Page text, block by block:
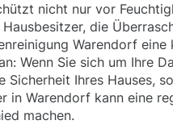
nicht nur vor
die
Warendorf eine
Wenn Sie sich um Ihre
Ihres Hauses,
in Warendorf kann eine
machen.